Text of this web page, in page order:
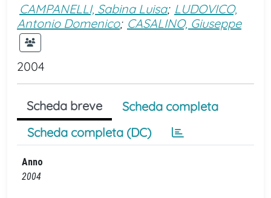
CAMPANELLI, Sabina Luisa; LUDOVICO,
Antonio Domenico; CASALINO, Giuseppe
2004
Scheda breve
Scheda completa
Scheda completa (DC)
Anno
2004